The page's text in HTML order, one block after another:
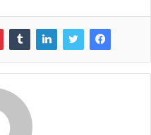
المسجد الأقصى بشكل كلي
أمام المصليين الفلسطينيين،…